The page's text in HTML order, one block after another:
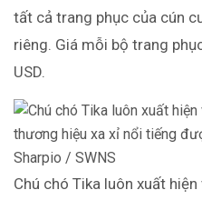
tất cả trang phục của cún
riêng. Giá mỗi bộ trang
USD.
Chú chó Tika luôn xuất